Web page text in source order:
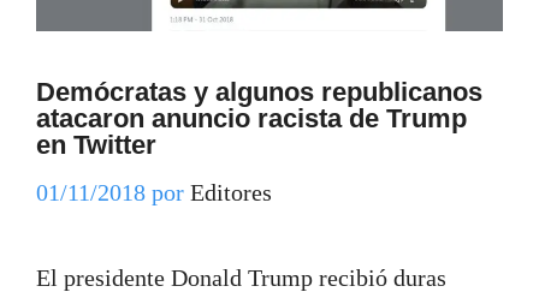
Demócratas y algunos republicanos
atacaron anuncio racista de Trump
en Twitter
01/11/2018 por Editores
El presidente Donald Trump recibió duras